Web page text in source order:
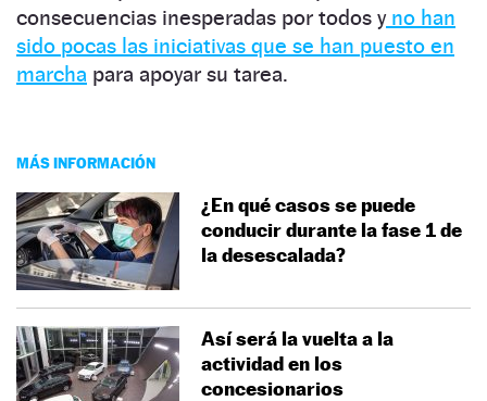
consecuencias inesperadas por todos yno han
sido pocas las iniciativas que se han puesto en
marcha para apoyar su tarea.
MÁS INFORMACIÓN
¿En qué casos se puede
conducir durante la fase 1 de
la desescalada?
Así será la vuelta a la
actividad en los
concesionarios